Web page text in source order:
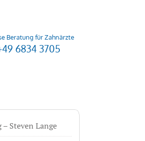
Beratung für Zahnärzte
6834 3705
Steven Lange